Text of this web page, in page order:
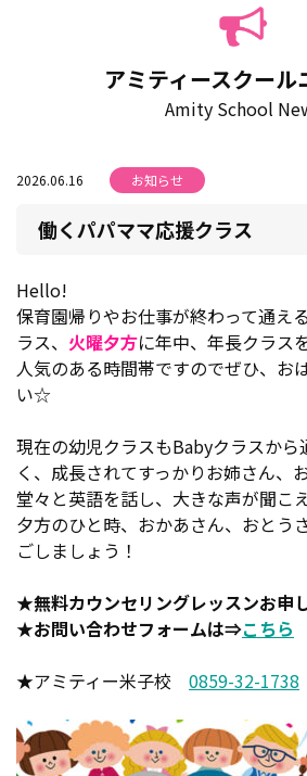
アミティースクール
Amity School
2026.06.16 お知らせ
働くパパママ応援クラス
Hello!
保育園帰りやお仕事が終わって通える
ラス、 火曜夕方に年中、年長クラス
人気のある時間帯ですのでぜひ、お
い☆
現在の幼児クラスもBabyクラスから
く、成長されてすっかりお姉さん、
堂々と英語を話し、大きな声が聞こ
夕方のひと時、おかあさん、おとう
ごしましょう！
★無料カウンセリングレッスンお申
★お問い合わせフォームは⇒こちら
★アミティー米子校 0859-32-1738